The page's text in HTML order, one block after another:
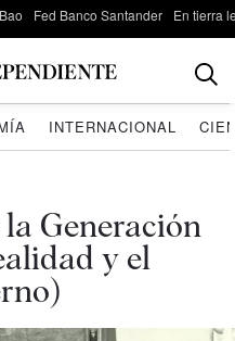
Fed Banco Santander En tierra
INTERNACIONAL
Generación
y el